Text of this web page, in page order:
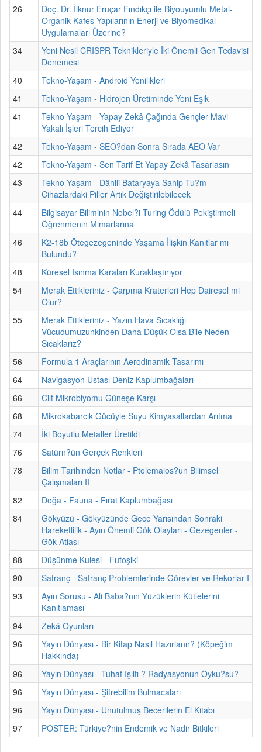
26
Doç. Dr. İlknur Eruçar Fındıkçı ile Biyouyumlu Metal-
Organik Kafes Yapılarının Enerji ve Biyomedikal
Uygulamaları Üzerine?
34
Yeni Nesil CRISPR Teknikleriyle İki Önemli Gen Tedavisi
Denemesi
40
Tekno-Yaşam - Android Yenilikleri
41
Tekno-Yaşam - Hidrojen Üretiminde Yeni Eşik
41
Tekno-Yaşam - Yapay Zekâ Çağında Gençler Mavi
Yakalı İşleri Tercih Ediyor
42
Tekno-Yaşam - SEO?dan Sonra Sırada AEO Var
42
Tekno-Yaşam - Sen Tarif Et Yapay Zekâ Tasarlasın
43
Tekno-Yaşam - Dâhili Bataryaya Sahip Tu?m
Cihazlardaki Piller Artık Değiştirilebilecek
44
Bilgisayar Biliminin Nobel?i Turing Ödülü Pekiştirmeli
Öğrenmenin Mimarlarına
46
K2-18b Ötegezegeninde Yaşama İlişkin Kanıtlar mı
Bulundu?
48
Küresel Isınma Karaları Kuraklaştırıyor
54
Merak Ettikleriniz - Çarpma Kraterleri Hep Dairesel mi
Olur?
55
Merak Ettikleriniz - Yazın Hava Sıcaklığı
Vücudumuzunkinden Daha Düşük Olsa Bile Neden
Sıcaklarız?
56
Formula 1 Araçlarının Aerodinamik Tasarımı
64
Navigasyon Ustası Deniz Kaplumbağaları
66
Cilt Mikrobiyomu Güneşe Karşı
68
Mikrokabarcık Gücüyle Suyu Kimyasallardan Arıtma
74
İki Boyutlu Metaller Üretildi
76
Satürn?ün Gerçek Renkleri
78
Bilim Tarihinden Notlar - Ptolemaios?un Bilimsel
Çalışmaları II
82
Doğa - Fauna - Fırat Kaplumbağası
84
Gökyüzü - Gökyüzünde Gece Yarısından Sonraki
Hareketlilik - Ayın Önemli Gök Olayları - Gezegenler -
Gök Atlası
88
Düşünme Kulesi - Futoşiki
90
Satranç - Satranç Problemlerinde Görevler ve Rekorlar I
93
Ayın Sorusu - Ali Baba?nın Yüzüklerin Kütlelerini
Kanıtlaması
94
Zekâ Oyunları
96
Yayın Dünyası - Bir Kitap Nasıl Hazırlanır? (Köpeğim
Hakkında)
96
Yayın Dünyası - Tuhaf Işıltı ? Radyasyonun Öyku?su?
96
Yayın Dünyası - Şifrebilim Bulmacaları
96
Yayın Dünyası - Unutulmuş Becerilerin El Kitabı
97
POSTER: Türkiye?nin Endemik ve Nadir Bitkileri